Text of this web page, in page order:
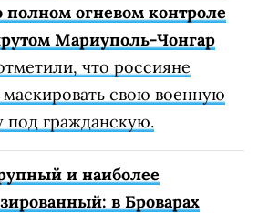
полном огневом контроле
Мариуполь-Чонгар
что россияне
свою военную
под гражданскую.
и наиболее
в Броварах